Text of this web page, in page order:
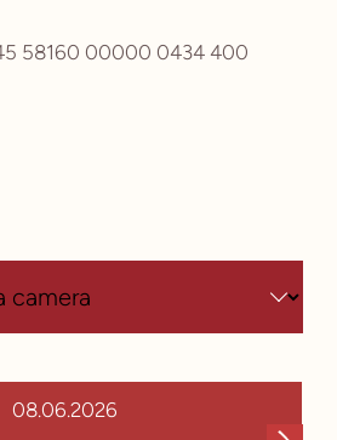
58160 00000 0434 400
08.06.2026